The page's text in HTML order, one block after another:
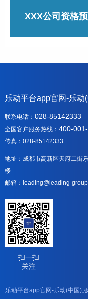
XXX公司资格
乐动平台app官网-乐动
联系电话： 028-85142333
全国客户服务热线： 400-
传真：028-85142333
地址：成都市高新区天府二街
楼
邮箱：leading@leading-
扫一扫
关注
乐动平台app官网-乐动(中国),